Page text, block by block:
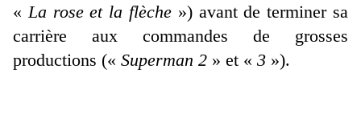
« La rose et la flèche ») avant de terminer sa
carrière aux commandes de grosses
productions (« Superman 2 » et « 3 »).